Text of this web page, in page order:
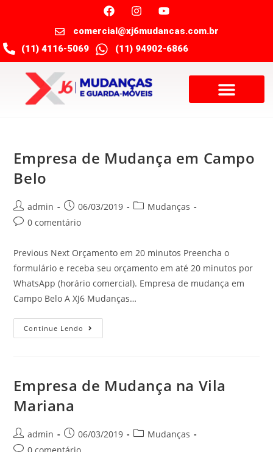
comercial@xj6mudancas.com.br
(11) 4116-5069
(11) 94902-6866
Empresa de Mudança em Campo
Belo
admin 06/03/2019
Mudanças
0 comentário
Previous Next Orçamento em 20 minutos Preencha o
formulário e receba seu orçamento em até 20 minutos por
WhatsApp (horário comercial). Empresa de mudança em
Campo Belo A XJ6 Mudanças…
Continue Lendo
Empresa de Mudança na Vila
Mariana
admin 06/03/2019
Mudanças